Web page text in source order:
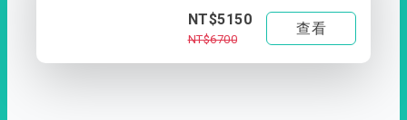
NT$5150
NT$6700
查看